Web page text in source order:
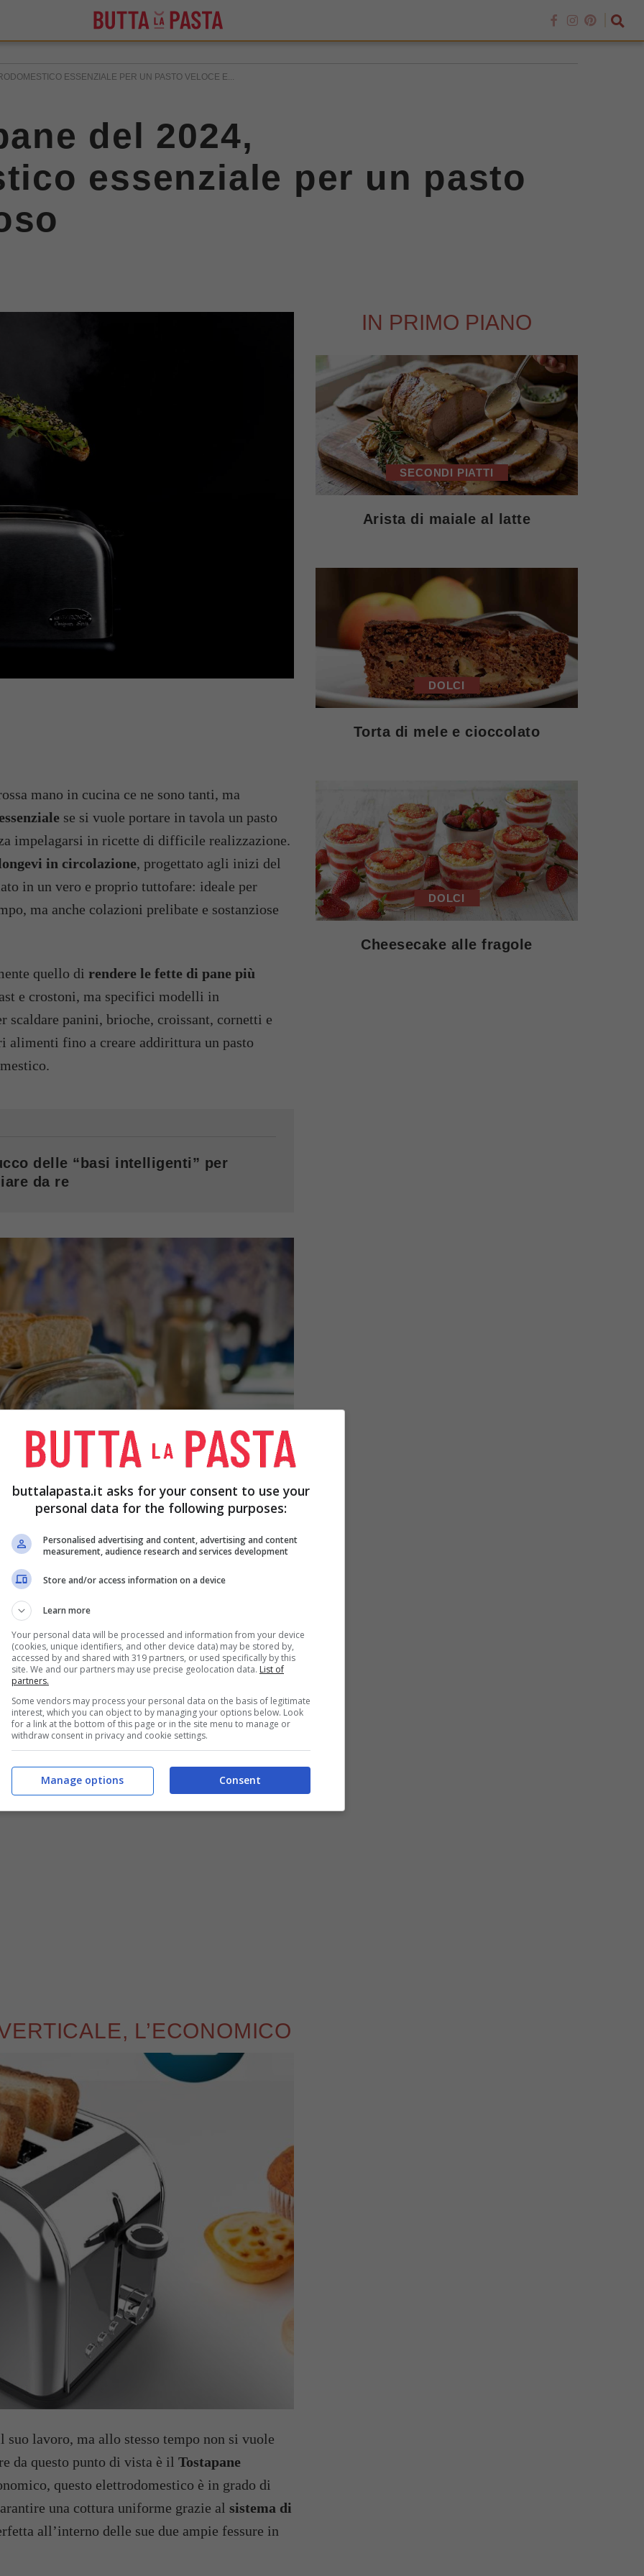
ESSENZIALE PER UN PASTO VELOCE E...
del 2024,
essenziale per un pasto
mano in cucina ce ne sono tanti, ma
se si vuole portare in tavola un pasto
impelagarsi in ricette di difficile realizzazione.
in circolazione, progettato agli inizi del
in un vero e proprio tuttofare: ideale per
ma anche colazioni prelibate e sostanziose
quello di rendere le fette di pane più
e crostoni, ma specifici modelli in
scaldare panini, brioche, croissant, cornetti e
alimenti fino a creare addirittura un pasto
delle “basi intelligenti” per
da re
caratteristiche e ce ne sono diversi per ogni
realizzato una guida pratica sui migliori
tostapane versatile e che sappia svolgere
progettato, allora per noi la scelta migliore è il
compatto ma che allo stesso
, un doppio ampio scompartimento per le fette di
un vassoio raccoglibriciole rimovibile.
L’ECONOMICO
suo lavoro, ma allo stesso tempo non si vuole
da questo punto di vista è il Tostapane
questo elettrodomestico è in grado di
una cottura uniforme grazie al sistema di
all’interno delle sue due ampie fessure in
IN PRIMO PIANO
SECONDI PIATTI
Arista di maiale al latte
DOLCI
Torta di mele e cioccolato
DOLCI
Cheesecake alle fragole
buttalapasta.it asks for your consent to use your
personal data for the following purposes:
Personalised advertising and content, advertising and content
measurement, audience research and services development
Store and/or access information on a device
Learn more
Your personal data will be processed and information from your device
(cookies, unique identifiers, and other device data) may be stored by,
accessed by and shared with 319 partners, or used specifically by this
site. We and our partners may use precise geolocation data. List of
partners.
Some vendors may process your personal data on the basis of legitimate
interest, which you can object to by managing your options below. Look
for a link at the bottom of this page or in the site menu to manage or
withdraw consent in privacy and cookie settings.
Consent
Manage options